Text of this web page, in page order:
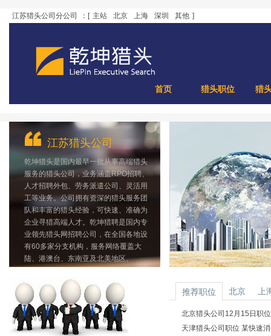
江苏猎头公司分公司 ：[ 主站 北京 上海 深圳 其他 ]
首页 猎头职位 猎
江苏猎头公司
乾坤猎头是国内最早一批从事高端猎头
服务的猎头公司，业务涵盖RPO招聘、
人才招聘外包、劳务派遣公司、灵活用
工等业务。公司拥有资深的猎头服务团
队和丰富的猎头经验，可快速、准确为
企业寻猎高端人才。乾坤猎聘是国内专
业领先猎头网招聘公司，在全国各地设
有60多家分支机构，服务网络覆盖大
陆、港澳台、东南亚及北美地区。
推荐职位 北京 上
北京猎头公司12月15日职
师 20-30万
天津猎头公司职位 某快速